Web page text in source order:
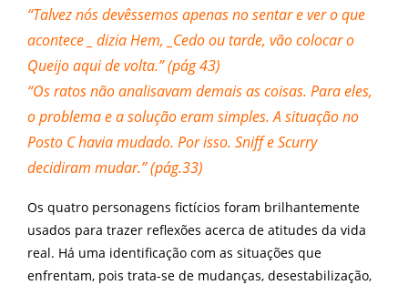
“Talvez nós devêssemos apenas no sentar e ver o que
acontece _ dizia Hem, _Cedo ou tarde, vão colocar o
Queijo aqui de volta.” (pág 43)
“Os ratos não analisavam demais as coisas. Para eles,
o problema e a solução eram simples. A situação no
Posto C havia mudado. Por isso. Sniff e Scurry
decidiram mudar.” (pág.33)
Os quatro personagens fictícios foram brilhantemente
usados para trazer reflexões acerca de atitudes da vida
real. Há uma identificação com as situações que
enfrentam, pois trata-se de mudanças, desestabilização,